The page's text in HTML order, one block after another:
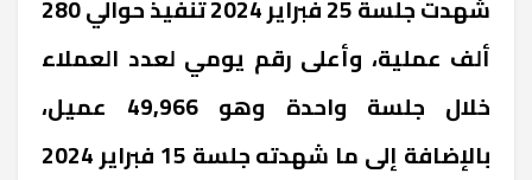
شهدت جلسة 25 فبراير 2024 تنفيذ حوالي 280
ألف عملية، وأعلى رقم يومي لعدد العملاء
خلال جلسة واحدة وهو 49,966 عميل،
بالإضافة إلى ما شهدته جلسة 15 فبراير 2024